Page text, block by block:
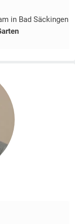
in Bad Säckingen